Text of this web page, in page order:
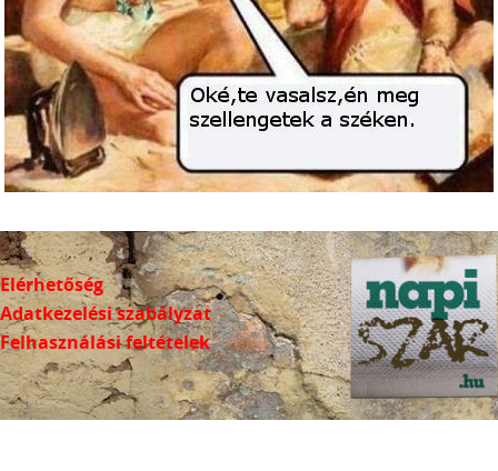
Elérhetőség
Adatkezelési szabályzat
Felhasználási feltételek